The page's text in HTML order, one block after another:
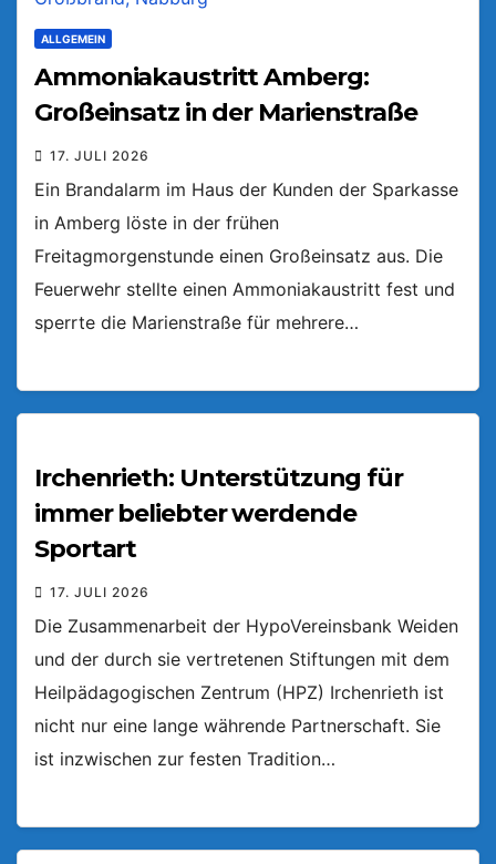
ALLGEMEIN
Ammoniakaustritt Amberg:
Großeinsatz in der Marienstraße
17. JULI 2026
Ein Brandalarm im Haus der Kunden der Sparkasse
in Amberg löste in der frühen
Freitagmorgenstunde einen Großeinsatz aus. Die
Feuerwehr stellte einen Ammoniakaustritt fest und
sperrte die Marienstraße für mehrere…
Irchenrieth: Unterstützung für
immer beliebter werdende
Sportart
17. JULI 2026
Die Zusammenarbeit der HypoVereinsbank Weiden
und der durch sie vertretenen Stiftungen mit dem
Heilpädagogischen Zentrum (HPZ) Irchenrieth ist
nicht nur eine lange währende Partnerschaft. Sie
ist inzwischen zur festen Tradition…